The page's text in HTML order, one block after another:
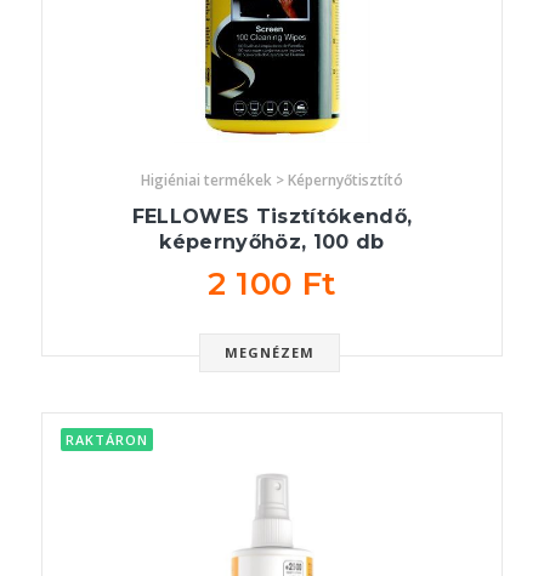
Higiéniai termékek > Képernyőtisztító
FELLOWES Tisztítókendő,
képernyőhöz, 100 db
2 100 Ft
MEGNÉZEM
RAKTÁRON